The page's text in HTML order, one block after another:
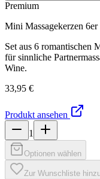
Premium
Mini Massagekerzen 6er
Set aus 6 romantischen
für sinnliche
Wine.
33,95 €
Produkt ansehen
1
Optionen wählen
Zur Wunschliste